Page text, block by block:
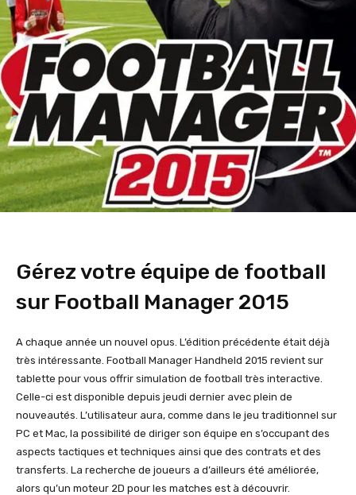
Gérez votre équipe de football
sur Football Manager 2015
A chaque année un nouvel opus. L’édition précédente était déjà
très intéressante. Football Manager Handheld 2015 revient sur
tablette pour vous offrir simulation de football très interactive.
Celle-ci est disponible depuis jeudi dernier avec plein de
nouveautés. L’utilisateur aura, comme dans le jeu traditionnel sur
PC et Mac, la possibilité de diriger son équipe en s’occupant des
aspects tactiques et techniques ainsi que des contrats et des
transferts. La recherche de joueurs a d’ailleurs été améliorée,
alors qu’un moteur 2D pour les matches est à découvrir.